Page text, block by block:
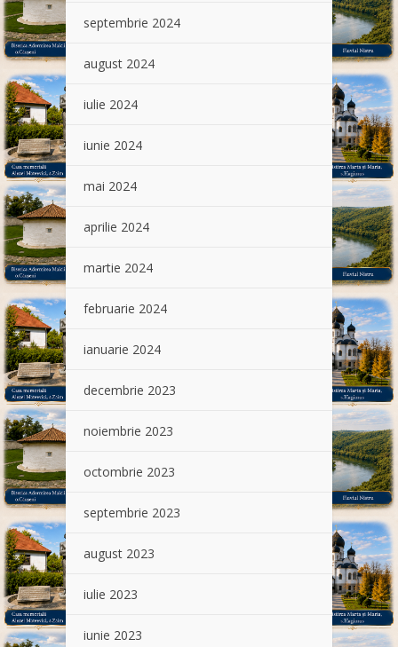
septembrie 2024
august 2024
iulie 2024
iunie 2024
mai 2024
aprilie 2024
martie 2024
februarie 2024
ianuarie 2024
decembrie 2023
noiembrie 2023
octombrie 2023
septembrie 2023
august 2023
iulie 2023
iunie 2023